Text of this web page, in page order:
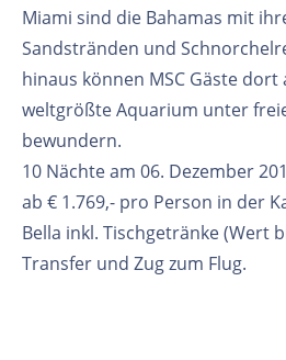
Miami sind die Bahamas mit
Sandstränden und
hinaus können MSC Gäste dort
weltgrößte Aquarium unter
bewundern.
10 Nächte am 06. Dezember
ab € 1.769,- pro Person in der
Bella inkl. Tischgetränke (Wert
Transfer und Zug zum Flug.